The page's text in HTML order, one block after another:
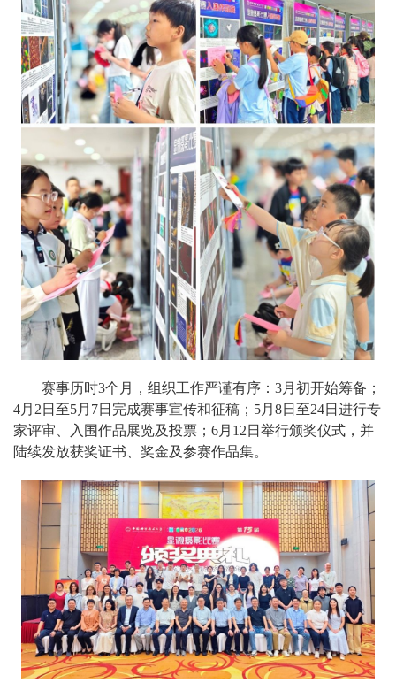
赛事历时3个月，组织工作严谨有序：3月初开始筹备；
4月2日至5月7日完成赛事宣传和征稿；5月8日至24日进行专
家评审、入围作品展览及投票；6月12日举行颁奖仪式，并
陆续发放获奖证书、奖金及参赛作品集。